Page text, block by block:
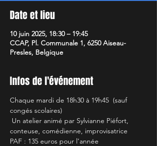
Date et lieu
10 juin 2025, 18:30 – 19:45
CCAP, Pl. Communale 1, 6250 Aiseau-
Presles, Belgique
Infos de l'événement
Chaque mardi de 18h30 à 19h45  (sauf
congés scolaires)
Un atelier animé par Sylvianne Piéfort,
conteuse, comédienne, improvisatrice
PAF : 135 euros pour l’année